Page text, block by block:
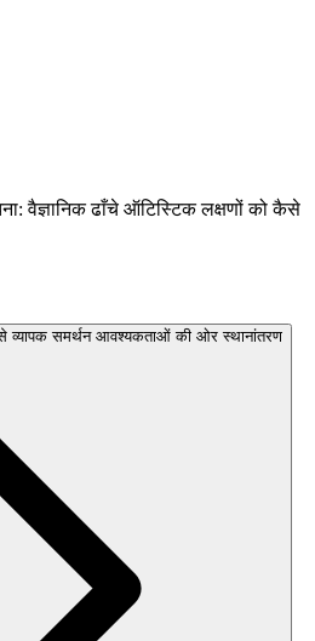
वैज्ञानिक ढाँचे ऑटिस्टिक लक्षणों को कैसे
समर्थन आवश्यकताओं की ओर स्थानांतरण